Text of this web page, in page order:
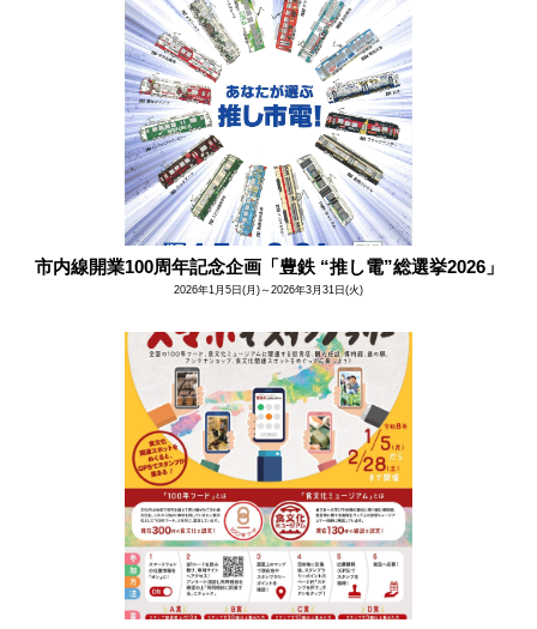
市内線開業100周年記念企画「豊鉄 “推し電”総選挙2026」
2026年1月5日(月)～2026年3月31日(火)